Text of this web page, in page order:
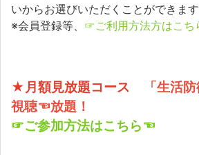
いからお選びいただくことができます
※会員登録等、 ☞ご利用方法方はこ
★月額見放題コース
「生活
視聴☜放題！
☞ご参加方法はこちら☜